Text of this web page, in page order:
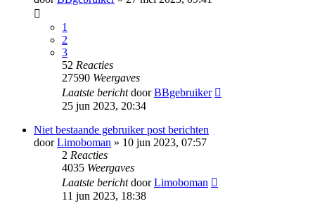
1
2
3
52 Reacties
27590 Weergaves
Laatste berichtdoorBBgebruiker
25 jun 2023, 20:34
Niet bestaande gebruiker post berichten
doorLimoboman » 10 jun 2023, 07:57
2 Reacties
4035 Weergaves
Laatste berichtdoorLimoboman
11 jun 2023, 18:38